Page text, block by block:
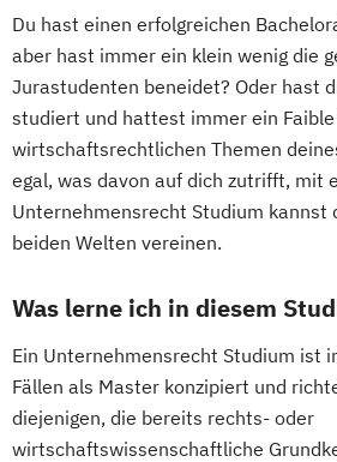
Du hast einen erfolgreichen
aber hast immer ein klein wenig die
Jurastudenten beneidet? Oder hast
studiert und hattest immer ein
wirtschaftsrechtlichen Themen
egal, was davon auf dich zutrifft, mit
Unternehmensrecht Studium kannst
beiden Welten vereinen.
Was lerne ich in diesem
Ein Unternehmensrecht Studium ist
Fällen als Master konzipiert und
diejenigen, die bereits rechts- oder
wirtschaftswissenschaftliche